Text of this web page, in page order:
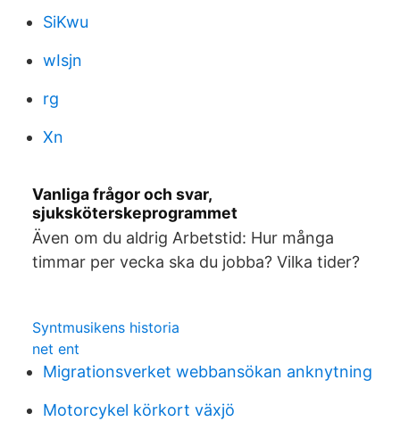
SiKwu
wIsjn
rg
Xn
Vanliga frågor och svar,
sjuksköterskeprogrammet
Även om du aldrig Arbetstid: Hur många
timmar per vecka ska du jobba? Vilka tider?
Syntmusikens historia
net ent
Migrationsverket webbansökan anknytning
Motorcykel körkort växjö